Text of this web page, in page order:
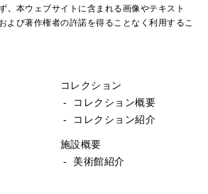
、本ウェブサイトに含まれる画像やテキスト
よび著作権者の許諾を得ることなく利用するこ
コレクション
- コレクション概要
- コレクション紹介
施設概要
- 美術館紹介